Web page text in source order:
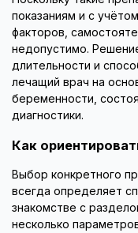
показаниям и с
факторов,
недопустимо.
длительности и
лечащий врач на
беременности,
диагностики.
Как
Выбор конкретного
всегда определяет
знакомстве с
несколько